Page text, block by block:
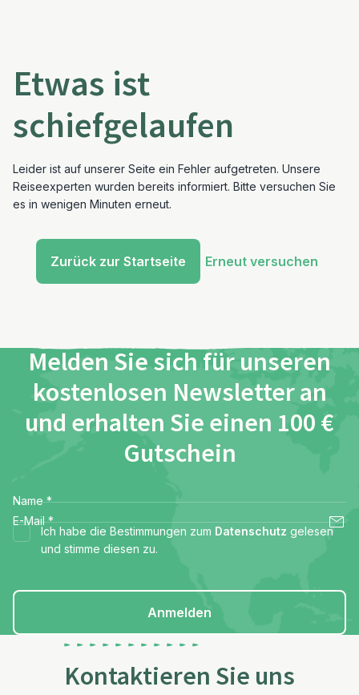
Etwas ist
schiefgelaufen
Leider ist auf unserer Seite ein Fehler aufgetreten. Unsere
Reiseexperten wurden bereits informiert. Bitte versuchen Sie
es in wenigen Minuten erneut.
Zurück zur Startseite Erneut versuchen
Melden Sie sich für unseren
kostenlosen Newsletter an
und erhalten Sie einen 100 €
Gutschein
Name *
E-Mail *
Ich habe die Bestimmungen zum Datenschutz gelesen
und stimme diesen zu.
Anmelden
Kontaktieren Sie uns